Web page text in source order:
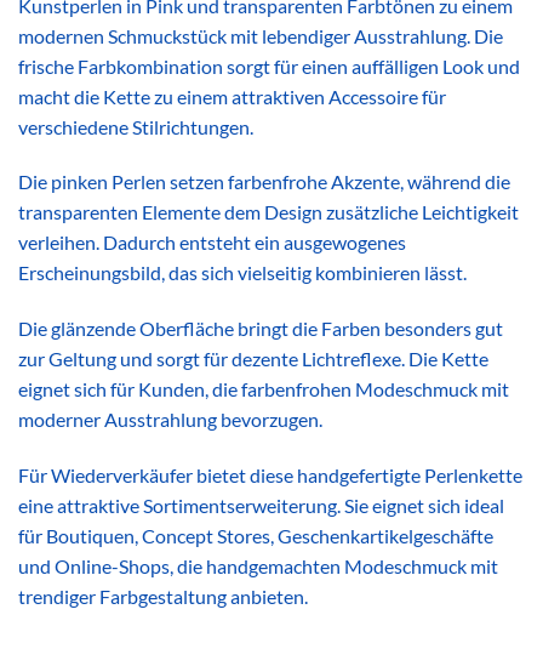
Kunstperlen in Pink und transparenten Farbtönen zu einem
modernen Schmuckstück mit lebendiger Ausstrahlung. Die
frische Farbkombination sorgt für einen auffälligen Look und
macht die Kette zu einem attraktiven Accessoire für
verschiedene Stilrichtungen.
Die pinken Perlen setzen farbenfrohe Akzente, während die
transparenten Elemente dem Design zusätzliche Leichtigkeit
verleihen. Dadurch entsteht ein ausgewogenes
Erscheinungsbild, das sich vielseitig kombinieren lässt.
Die glänzende Oberfläche bringt die Farben besonders gut
zur Geltung und sorgt für dezente Lichtreflexe. Die Kette
eignet sich für Kunden, die farbenfrohen Modeschmuck mit
moderner Ausstrahlung bevorzugen.
Für Wiederverkäufer bietet diese handgefertigte Perlenkette
eine attraktive Sortimentserweiterung. Sie eignet sich ideal
für Boutiquen, Concept Stores, Geschenkartikelgeschäfte
und Online-Shops, die handgemachten Modeschmuck mit
trendiger Farbgestaltung anbieten.